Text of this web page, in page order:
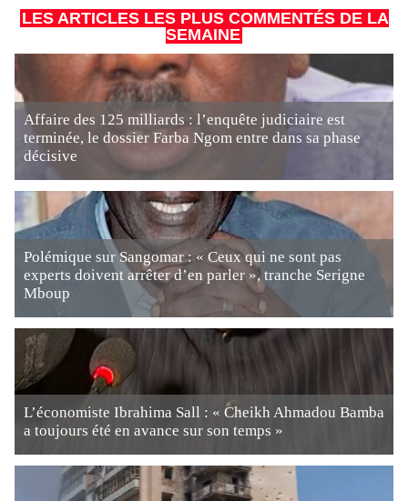
LES ARTICLES LES PLUS COMMENTÉS DE LA
SEMAINE
Affaire des 125 milliards : l’enquête judiciaire est
terminée, le dossier Farba Ngom entre dans sa phase
décisive
Polémique sur Sangomar : « Ceux qui ne sont pas
experts doivent arrêter d’en parler », tranche Serigne
Mboup
L’économiste Ibrahima Sall : « Cheikh Ahmadou Bamba
a toujours été en avance sur son temps »